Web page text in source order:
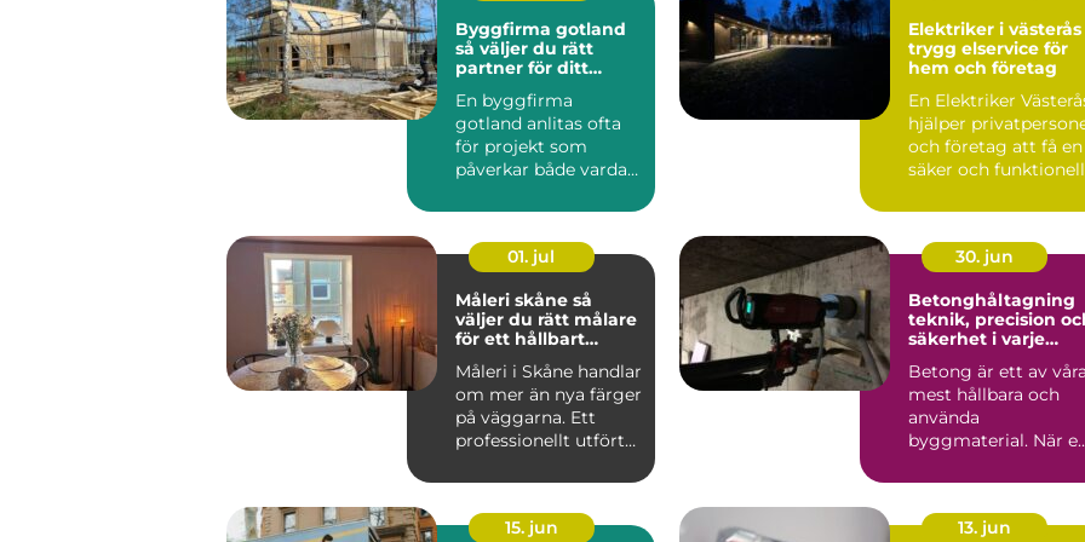
Byggfirma gotland
så väljer du rätt
partner för ditt
En byggfirma
gotland anlitas ofta
för projekt som
påverkar både vardag,
boendekvalitet u...
Elektriker i västerås
trygg elservice för
hem och företag
En Elektriker
hjälper
och företag att få en
säker och funktionell
01. jul
Måleri skåne så
väljer du rätt målare
för ett hållbart
Måleri i Skåne handlar
om mer än nya färger
på väggarna. Ett
professionellt utfört
30. jun
Betonghåltagning
teknik, precision
säkerhet i varje
Betong är ett av våra
mest hållbara och
använda
byggmaterial. När
anpassas, renoveras...
15. jun
13. jun